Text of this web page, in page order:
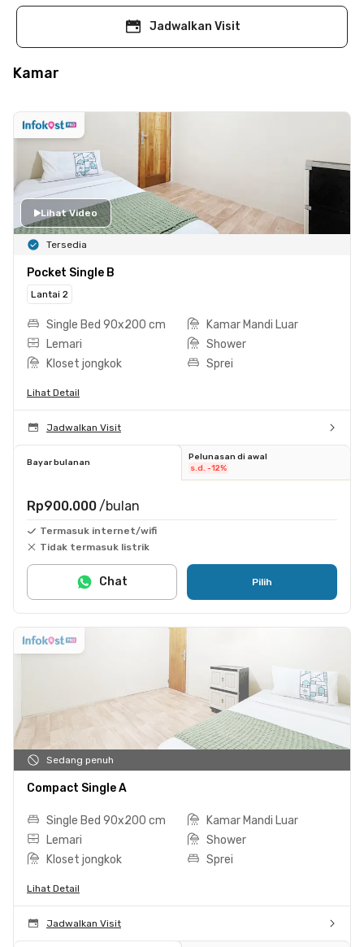
Jadwalkan Visit
Kamar
Lihat Video
Tersedia
Pocket Single B
Lantai 2
Single Bed 90x200 cm
Kamar Mandi Luar
Lemari
Shower
Kloset jongkok
Sprei
Lihat Detail
Jadwalkan Visit
Bayar bulanan
Pelunasan di awal
s.d. -12%
Rp900.000 /bulan
Termasuk internet/wifi
Tidak termasuk listrik
Pilih
Chat
Sedang penuh
Compact Single A
Single Bed 90x200 cm
Kamar Mandi Luar
Lemari
Shower
Kloset jongkok
Sprei
Lihat Detail
Jadwalkan Visit